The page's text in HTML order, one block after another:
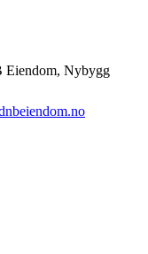
Eiendom, Nybygg